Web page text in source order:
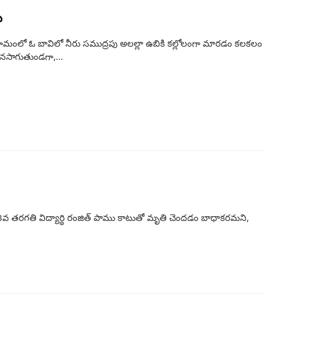
ఓ బావిలో నీరు సముద్రపు అలల్లా ఉబికి కల్లోలంగా మారడం కలకలం
తరగతి విద్యార్థి రంజిత్ పాము కాటుతో మృతి చెందడం బాధాకరమని,